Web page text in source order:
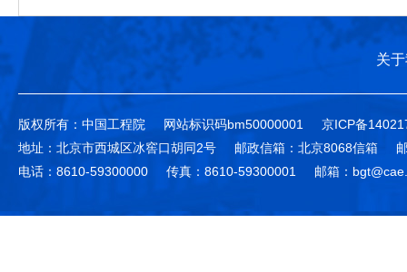
关
版权所有：中国工程院 网站标识码bm50000001
京ICP备
地址：北京市西城区冰窖口胡同2号
邮政信箱：北京8068信箱
电话：8610-59300000
传真：8610-59300001 邮箱：